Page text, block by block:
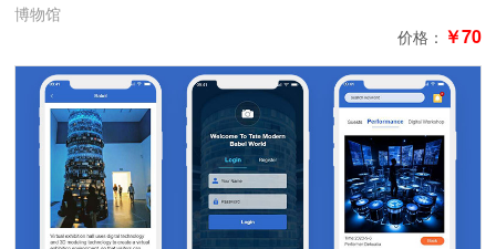
博物馆
价格： ￥70